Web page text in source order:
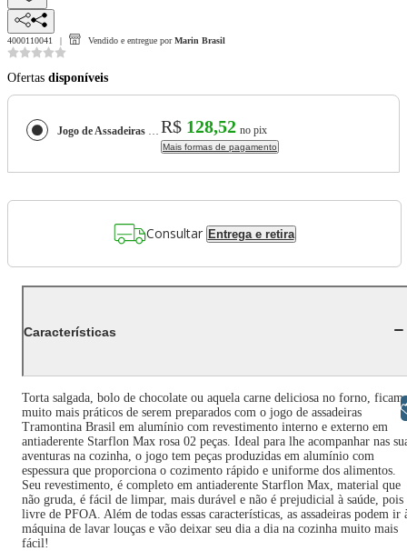
4000110041 Vendido e entregue por Marin Brasil
Ofertas disponíveis
Jogo de Assadeiras Tramontina em Alumínio Starflon Max Rosa 2 Peças R$ 128,52 no pix
Mais formas de pagamento
Consultar Entrega e retira
Características
Torta salgada, bolo de chocolate ou aquela carne deliciosa no forno, ficam
muito mais práticos de serem preparados com o jogo de assadeiras
Tramontina Brasil em alumínio com revestimento interno e externo em
antiaderente Starflon Max rosa 02 peças. Ideal para lhe acompanhar nas
aventuras na cozinha, o jogo tem peças produzidas em alumínio com
espessura que proporciona o cozimento rápido e uniforme dos alimentos.
Seu revestimento, é completo em antiaderente Starflon Max, material que
não gruda, é fácil de limpar, mais durável e não é prejudicial à saúde, pois
livre de PFOA. Além de todas essas características, as assadeiras podem ir
máquina de lavar louças e vão deixar seu dia a dia na cozinha muito mais
fácil!
Libras